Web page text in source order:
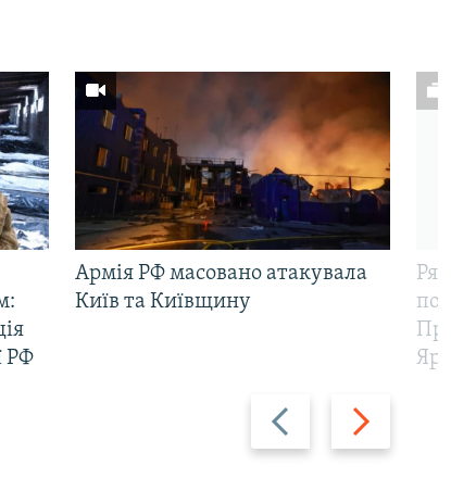
Назад Вперед
РФ
Армія РФ масовано атакувала
Київ та Київщину